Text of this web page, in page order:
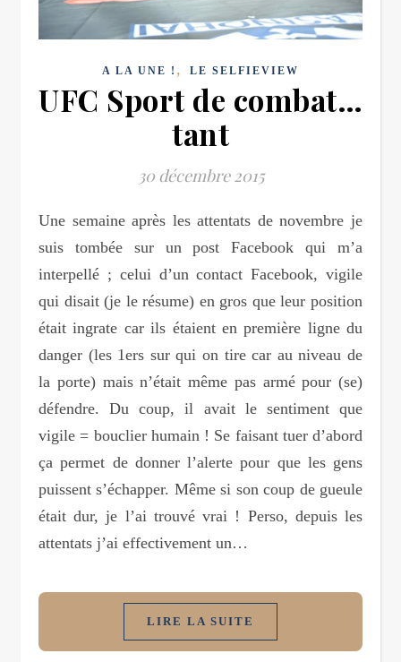
A LA UNE ! , LE SELFIEVIEW
UFC Sport de combat…
tant
30 décembre 2015
Une semaine après les attentats de novembre je
suis tombée sur un post Facebook qui m’a
interpellé ; celui d’un contact Facebook, vigile
qui disait (je le résume) en gros que leur position
était ingrate car ils étaient en première ligne du
danger (les 1ers sur qui on tire car au niveau de
la porte) mais n’était même pas armé pour (se)
défendre. Du coup, il avait le sentiment que
vigile = bouclier humain ! Se faisant tuer d’abord
ça permet de donner l’alerte pour que les gens
puissent s’échapper. Même si son coup de gueule
était dur, je l’ai trouvé vrai ! Perso, depuis les
attentats j’ai effectivement un…
LIRE LA SUITE